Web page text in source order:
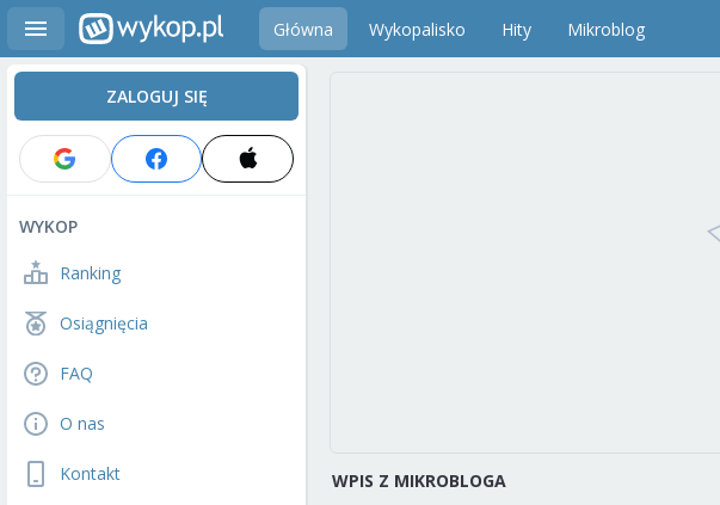
Główna Wykopalisko Hity Mikroblog
ZALOGUJ SIĘ
WYKOP
Ranking
Osiągnięcia
FAQ
O nas
Kontakt WPIS Z MIKROBLOGA